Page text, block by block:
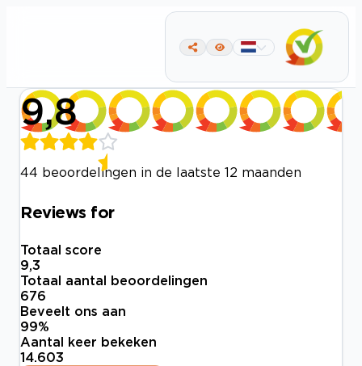
9,8
44 beoordelingen in de laatste 12 maanden
Reviews for
Totaal score
9,3
Totaal aantal beoordelingen
676
Beveelt ons aan
99%
Aantal keer bekeken
14.603